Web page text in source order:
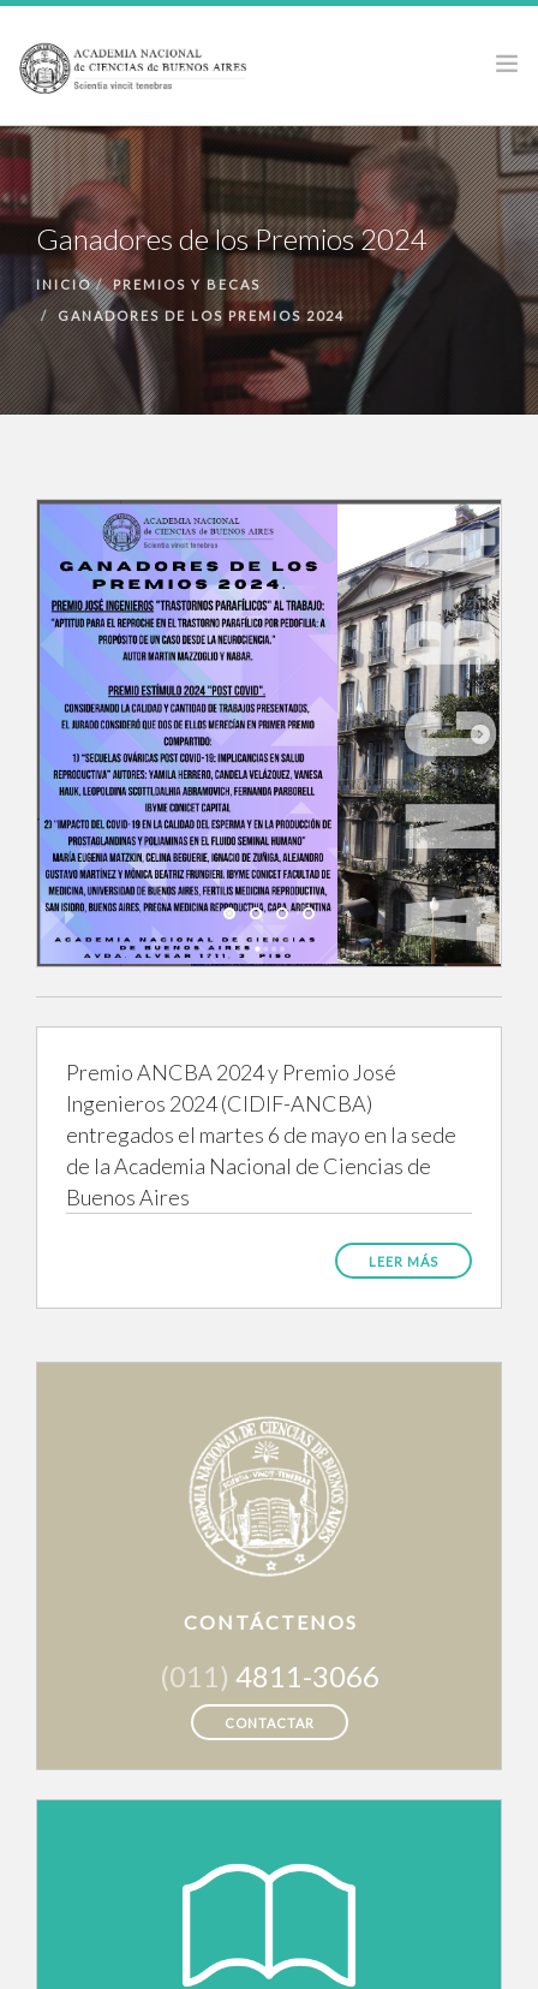
LA ACADEMIA
ACTIVIDADES
PUBLICACIONES
PREMIOS Y BECAS
NOTICIAS
ANCBA EN LOS MEDIOS
Ganadores de los Premios 2024
INICIO
PREMIOS Y BECAS
GANADORES DE LOS PREMIOS 2024
Premio ANCBA 2024 y Premio José
Ingenieros 2024 (CIDIF-ANCBA)
entregados el martes 6 de mayo en la sede
de la Academia Nacional de Ciencias de
Buenos Aires
LEER MÁS
CONTÁCTENOS
(011) 4811-3066
CONTACTAR